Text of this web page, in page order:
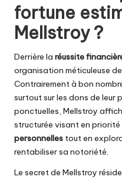
fortune
Mellstroy ?
Derrière la réussite
organisation méticuleuse
Contrairement à bon
surtout sur les dons de leur
ponctuelles, Mellstroy
structurée visant en priorité
personnelles tout en
rentabiliser sa notoriété.
Le secret de Mellstroy